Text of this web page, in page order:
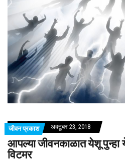
जीवन प्रकाश अक्टूबर 23, 2018
आपल्या जीवनकाळात येशू
विटमर